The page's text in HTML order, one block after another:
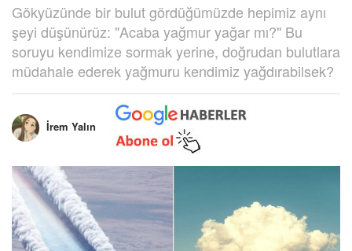
Gökyüzünde bir bulut gördüğümüzde hepimiz aynı
şeyi düşünürüz: "Acaba yağmur yağar mı?" Bu
soruyu kendimize sormak yerine, doğrudan bulutlara
müdahale ederek yağmuru kendimiz yağdırabilsek?
İrem Yalın